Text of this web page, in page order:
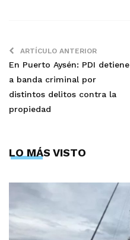
ARTÍCULO ANTERIOR
En Puerto Aysén: PDI detiene
a banda criminal por
distintos delitos contra la
propiedad
LO MÁS VISTO